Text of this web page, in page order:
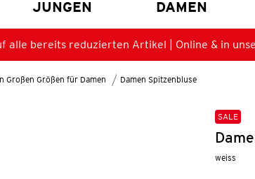
JUNGEN DAMEN
alle bereits reduzierten Artikel | Online & in
Großen Größen für Damen Damen Spitzenbluse
SALE
weiss